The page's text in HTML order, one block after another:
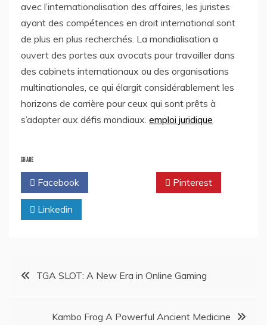
avec l’internationalisation des affaires, les juristes
ayant des compétences en droit international sont
de plus en plus recherchés. La mondialisation a
ouvert des portes aux avocats pour travailler dans
des cabinets internationaux ou des organisations
multinationales, ce qui élargit considérablement les
horizons de carrière pour ceux qui sont prêts à
s’adapter aux défis mondiaux. emploi juridique
SHARE
Facebook Pinterest
Linkedin
PostTGA SLOT: A New Era in Online Gaming
Kambo Frog A Powerful Ancient Medicine